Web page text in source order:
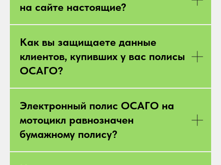
на сайте настоящие?
Как вы защищаете данные
клиентов, купивших у вас полисы
ОСАГО?
Электронный полис ОСАГО на
мотоцикл равнозначен
бумажному полису?